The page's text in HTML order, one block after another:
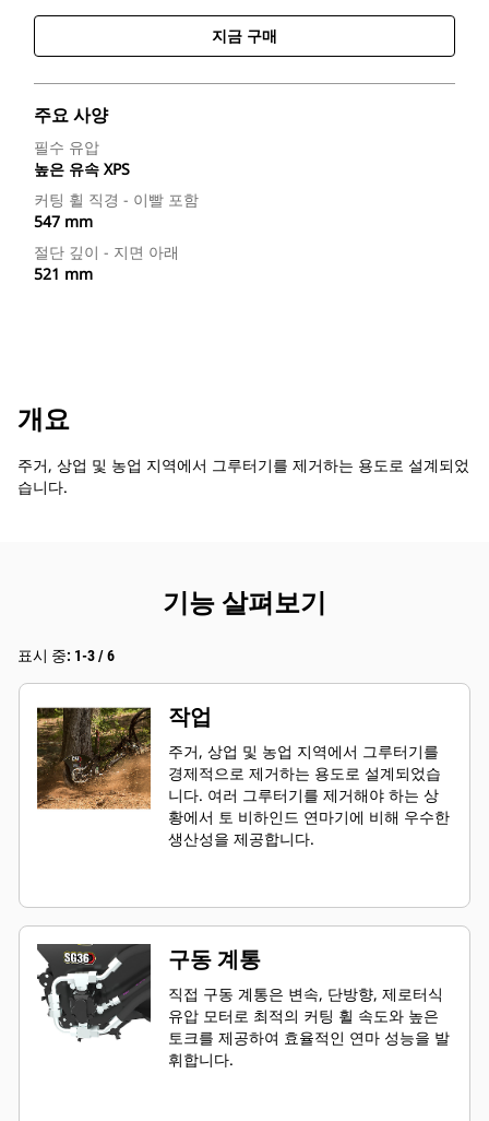
지금 구매
주요 사양
필수 유압
높은 유속 XPS
커팅 휠 직경 - 이빨 포함
547 mm
절단 깊이 - 지면 아래
521 mm
개요
주거, 상업 및 농업 지역에서 그루터기를 제거하는 용도로 설계되었
습니다.
기능 살펴보기
표시 중: 1-3 / 6
작업
주거, 상업 및 농업 지역에서 그루터기를
경제적으로 제거하는 용도로 설계되었습
니다. 여러 그루터기를 제거해야 하는 상
황에서 토 비하인드 연마기에 비해 우수한
생산성을 제공합니다.
구동 계통
직접 구동 계통은 변속, 단방향, 제로터식
유압 모터로 최적의 커팅 휠 속도와 높은
토크를 제공하여 효율적인 연마 성능을 발
휘합니다.